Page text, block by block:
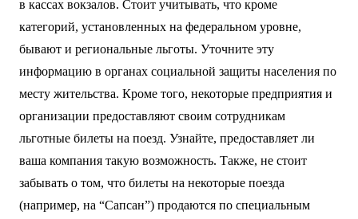
в кассах вокзалов. Стоит учитывать, что кроме
категорий, установленных на федеральном уровне,
бывают и региональные льготы. Уточните эту
информацию в органах социальной защиты населения по
месту жительства. Кроме того, некоторые предприятия и
организации предоставляют своим сотрудникам
льготные билеты на поезд. Узнайте, предоставляет ли
ваша компания такую возможность. Также, не стоит
забывать о том, что билеты на некоторые поезда
(например, на “Сапсан”) продаются по специальным